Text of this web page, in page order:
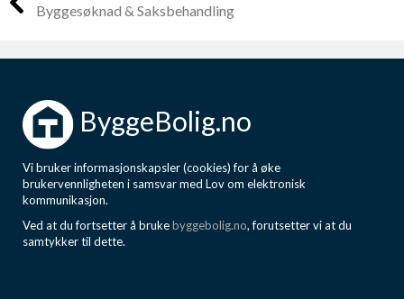
Byggesøknad & Saksbehandling
ByggeBolig.no
Vi bruker informasjonskapsler (cookies) for å øke
brukervennligheten i samsvar med Lov om elektronisk
kommunikasjon.
Ved at du fortsetter å brukebyggebolig.no, forutsetter vi at du
samtykker til dette.